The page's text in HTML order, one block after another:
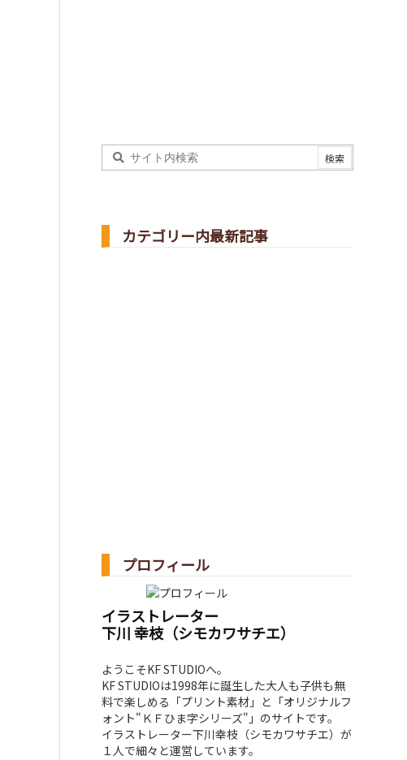
カテゴリー内最新記事
プロフィール
イラストレーター
下川 幸枝（シモカワサチエ）
ようこそKF STUDIOへ。
KF STUDIOは1998年に誕生した大人も子供も無
料で楽しめる「プリント素材」と「オリジナルフ
ォント"ＫＦひま字シリーズ"」のサイトです。
イラストレーター下川幸枝（シモカワサチエ）が
１人で細々と運営しています。